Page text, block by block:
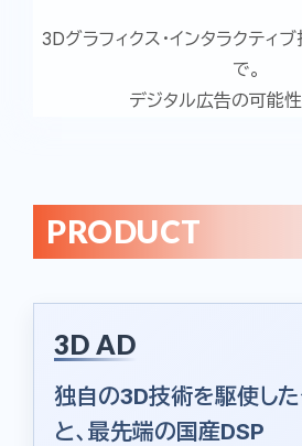
3Dグラフィクス・インタラクティ
で。
デジタル広告の可能性
PRODUCT
3D AD
独自の3D技術を駆使した
と、最先端の国産DSP